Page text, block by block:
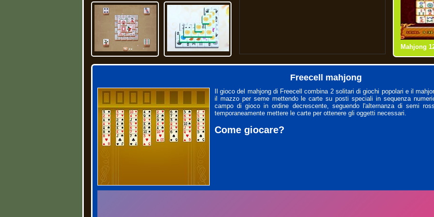
Butterfly
Shanghai
Mahjong
Mahjong
Freecell mahjong
Il gioco del mahjong di Freecell combina 2 solitari di giochi popolari e il
il mazzo per seme mettendo le carte su posti speciali in sequenza
campo di gioco in ordine decrescente, seguendo l'alternanza di semi
temporaneamente mettere le carte per ottenere gli oggetti necessari.
Come giocare?